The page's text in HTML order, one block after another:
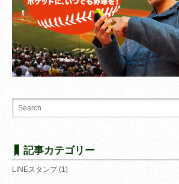
記事カテゴリー
LINEスタンプ(1)